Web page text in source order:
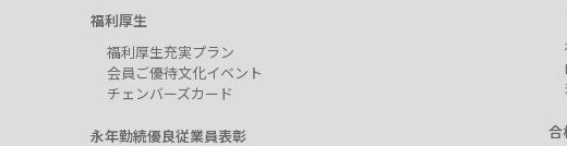
福利厚生
福利厚生充実プラン
会員ご優待文化イベント
チェンバーズカード
永年勤続優良従業員表彰 合